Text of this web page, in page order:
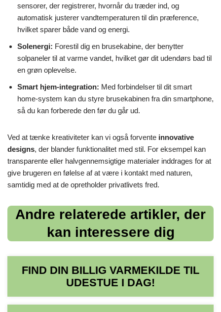
sensorer, der registrerer, hvornår du træder ind, og
automatisk justerer vandtemperaturen til din præference,
hvilket sparer både vand og energi.
Solenergi: Forestil dig en brusekabine, der benytter
solpaneler til at varme vandet, hvilket gør dit udendørs bad til
en grøn oplevelse.
Smart hjem-integration: Med forbindelser til dit smart
home-system kan du styre brusekabinen fra din smartphone,
så du kan forberede den før du går ud.
Ved at tænke kreativiteter kan vi også forvente innovative
designs, der blander funktionalitet med stil. For eksempel kan
transparente eller halvgennemsigtige materialer inddrages for at
give brugeren en følelse af at være i kontakt med naturen,
samtidig med at de opretholder privatlivets fred.
Andre relaterede artikler, der
kan interessere dig
FIND DIN BILLIG VARMEKILDE TIL
UDESTUE I DAG!